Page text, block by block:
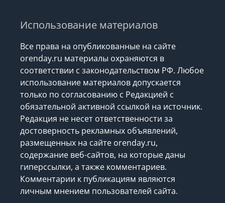
Использование материалов
Все права на опубликованные на сайте
orenday.ru материалы охраняются в
соответствии с законодательством РФ. Любое
использование материалов допускается
только по согласованию с Редакцией с
обязательной активной ссылкой на источник.
Редакция не несет ответственности за
достоверность рекламных объявлений,
размещенных на сайте orenday.ru,
содержание веб-сайтов, на которые даны
гиперссылки, а также комментариев.
Комментарии к публикациям являются
личным мнением пользователей сайта.